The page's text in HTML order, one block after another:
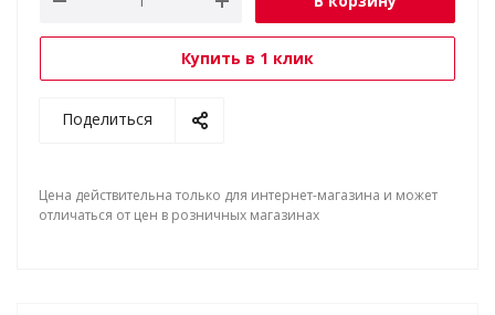
Купить в 1 клик
Поделиться
Цена действительна только для интернет-магазина и может
отличаться от цен в розничных магазинах